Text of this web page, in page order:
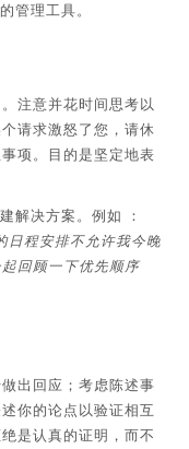
管理工具。
注意并花时间思考以
请求激怒了您，请休
项。目的是坚定地表
解决方案。例如 ：
日程安排不允许我今晚
回顾一下优先顺序
出回应；考虑陈述事
你的论点以验证相互
是认真的证明，而不